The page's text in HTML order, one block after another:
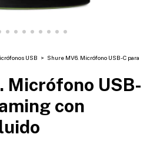
USB > Shure MV6. Micrófono USB-C para
Micrófono USB-
con